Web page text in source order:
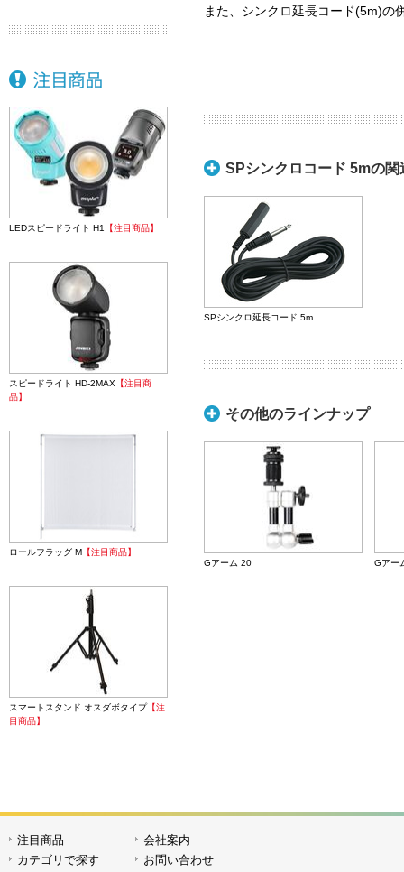
また、シンクロ延長コード(5m)の
SPシンクロコード 5mの関
SPシンクロ延長コード 5m
その他のラインナップ
Gアーム 20 Gアー
ICトレペアームホルダー
LEDスピードライト H1 【注目商品】
スピードライト HD-2MAX 【注目商
品】
ロールフラッグ M 【注目商品】
スマートスタンド オスダボタイプ【注
目商品】
注目商品
カテゴリで探す
会社案内
お問い合わせ